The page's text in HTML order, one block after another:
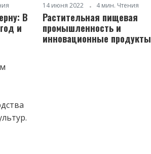
В
и
14 июня 2022 4 мин. Чтения
Растительная пищевая
промышленность и
инновационные продукты